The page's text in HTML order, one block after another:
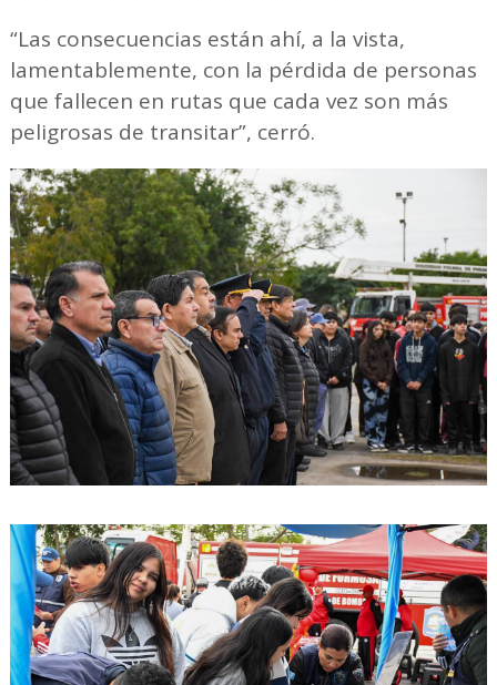
“Las consecuencias están ahí, a la vista,
lamentablemente, con la pérdida de personas
que fallecen en rutas que cada vez son más
peligrosas de transitar”, cerró.